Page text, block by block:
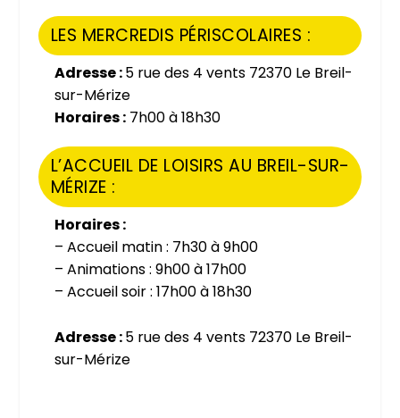
LES MERCREDIS PÉRISCOLAIRES :
Adresse :5 rue des 4 vents 72370 Le Breil-
sur-Mérize
Horaires :7h00 à 18h30
L’ACCUEIL DE LOISIRS AU BREIL-SUR-
MÉRIZE :
Horaires :
– Accueil matin : 7h30 à 9h00
– Animations : 9h00 à 17h00
– Accueil soir : 17h00 à 18h30
Adresse :5 rue des 4 vents 72370 Le Breil-
sur-Mérize